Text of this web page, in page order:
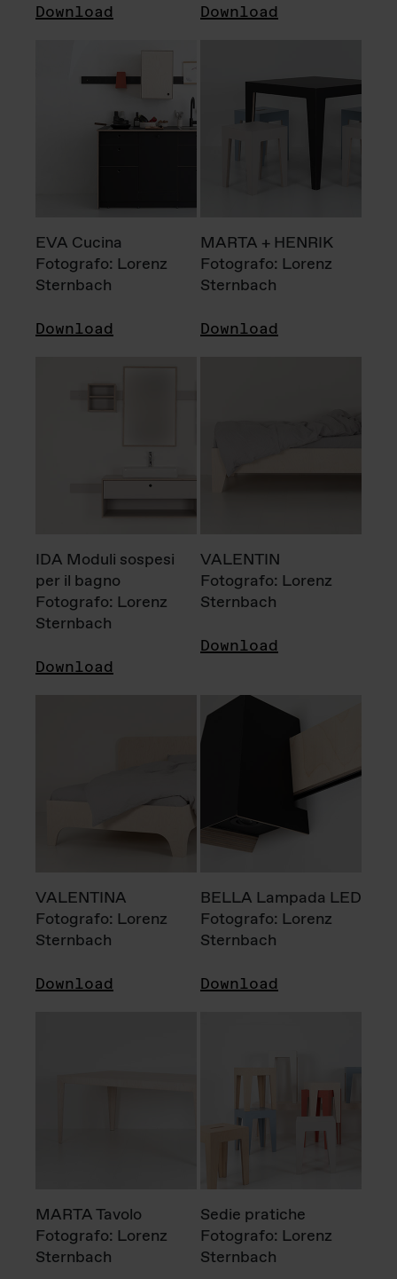
Download Download
EVA Cucina
Fotografo: Lorenz
Sternbach
Download
MARTA + HENRIK
Fotografo: Lorenz
Sternbach
Download
IDA Moduli sospesi
per il bagno
Fotografo: Lorenz
Sternbach
Download
VALENTIN
Fotografo: Lorenz
Sternbach
Download
VALENTINA
Fotografo: Lorenz
Sternbach
Download
BELLA Lampada LED
Fotografo: Lorenz
Sternbach
Download
MARTA Tavolo
Fotografo: Lorenz
Sternbach
Sedie pratiche
Fotografo: Lorenz
Sternbach